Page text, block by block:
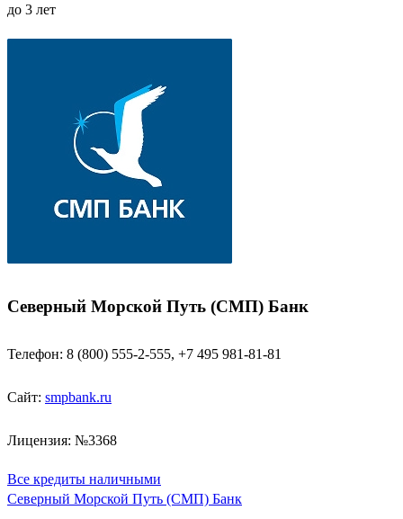
до 3 лет
Северный Морской Путь (СМП) Банк
Телефон: 8 (800) 555-2-555, +7 495 981-81-81
Сайт: smpbank.ru
Лицензия: №3368
Все кредиты наличными
Северный Морской Путь (СМП) Банк